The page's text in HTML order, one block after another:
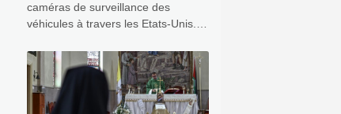
caméras de surveillance des
véhicules à travers les Etats-Unis.
s'en prend désormais à cette
plateforme accusée d'atteinte à la
vie privée - jusqu'à les saboter à la
chaîne.